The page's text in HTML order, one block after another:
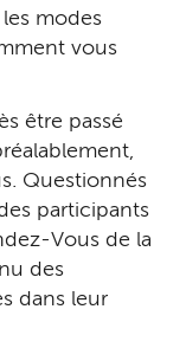
modes
vous
être passé
Questionnés
participants
Vous de la
des
dans leur